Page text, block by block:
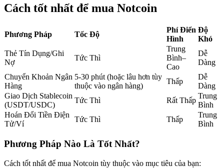
Sao chép Giao dịch
Tham gia cùng các nhà giao dịch hàng đầu
Cách tốt nhất để mua Notcoin
Phương Pháp Tốc Độ
Phí Điển
Hình
Độ
Khó
Thẻ Tín Dụng/Ghi
Nợ
Tức Thì
Trung
Bình–
Cao
Dễ
Dàng
Chuyển Khoản Ngân
Hàng
5-30 phút (hoặc lâu hơn tùy
thuộc vào ngân hàng)
Thấp
Dễ
Dàng
Giao Dịch Stablecoin
(USDT/USDC)
Tức Thì Rất Thấp
Trung
Bình
Hoán Đổi Tiền Điện
Tử/Ví
Tức Thì Thấp
Trung
Bình
Phương Pháp Nào Là Tốt Nhất?
Cách tốt nhất để mua Notcoin tùy thuộc vào mục tiêu của bạn: